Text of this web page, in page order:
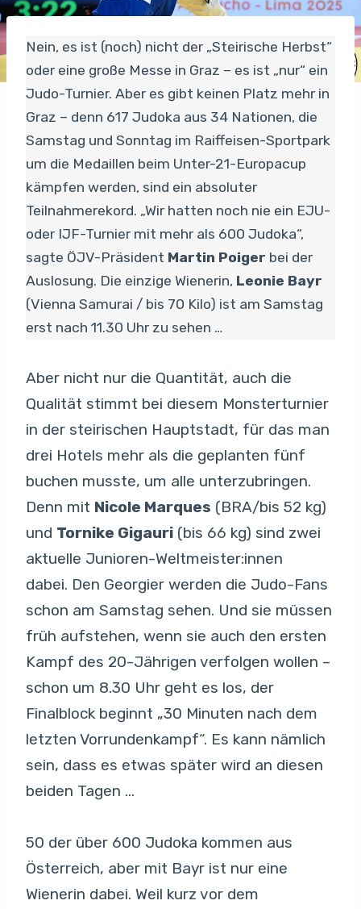
Nein, es ist (noch) nicht der „Steirische Herbst“
oder eine große Messe in Graz – es ist „nur“ ein
Judo-Turnier. Aber es gibt keinen Platz mehr in
Graz – denn 617 Judoka aus 34 Nationen, die
Samstag und Sonntag im Raiffeisen-Sportpark
um die Medaillen beim Unter-21-Europacup
kämpfen werden, sind ein absoluter
Teilnahmerekord. „Wir hatten noch nie ein EJU-
oder IJF-Turnier mit mehr als 600 Judoka“,
sagte ÖJV-Präsident Martin Poiger bei der
Auslosung. Die einzige Wienerin, Leonie Bayr
(Vienna Samurai / bis 70 Kilo) ist am Samstag
erst nach 11.30 Uhr zu sehen …
Aber nicht nur die Quantität, auch die
Qualität stimmt bei diesem Monsterturnier
in der steirischen Hauptstadt, für das man
drei Hotels mehr als die geplanten fünf
buchen musste, um alle unterzubringen.
Denn mit Nicole Marques (BRA/bis 52 kg)
und Tornike Gigauri (bis 66 kg) sind zwei
aktuelle Junioren-Weltmeister:innen
dabei. Den Georgier werden die Judo-Fans
schon am Samstag sehen. Und sie müssen
früh aufstehen, wenn sie auch den ersten
Kampf des 20-Jährigen verfolgen wollen –
schon um 8.30 Uhr geht es los, der
Finalblock beginnt „30 Minuten nach dem
letzten Vorrundenkampf“. Es kann nämlich
sein, dass es etwas später wird an diesen
beiden Tagen …
50 der über 600 Judoka kommen aus
Österreich, aber mit Bayr ist nur eine
Wienerin dabei. Weil kurz vor dem